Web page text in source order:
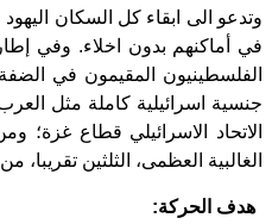
وتدعو الى ابقاء كل السكان
في أماكنهم بدون اخلاء. وفي
الفلسطينيون المقيمون في
جنسية اسرائيلية كاملة مثل
الاتحاد الاسرائيلي قطاع غزة؛
الغالبية العظمى، الثلثين تقريبا،
هدف الحركة: